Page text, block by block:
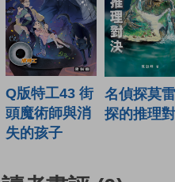
Q版特工43 街
頭魔術師與消
失的孩子
名偵探莫
探的推理